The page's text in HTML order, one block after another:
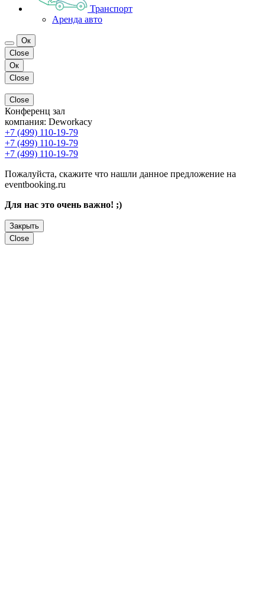
Транспорт
Аренда авто
Ок
Close
Ок
Close
Close
Конференц зал
компания: Deworkacy
+7 (499) 110-19-79
+7 (499) 110-19-79
+7 (499) 110-19-79
Пожалуйста, скажите что нашли данное предложение на
eventbooking.ru
Для нас это очень важно! ;)
Закрыть
Close